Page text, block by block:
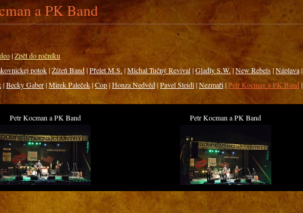
a PK Band
|Zpět do ročníku
potok|Žížeň Band|Přelet M.S. |Michal Tučný Revival|Gladly S.W. |New Rebels|Náplava|
|Becky Gaber|Mirek Paleček|Cop|Honza Nedvěd|Pavel Steidl|Nezmaři|Petr Kocman a PK Band |
Petr Kocman a PK Band Petr Kocman a PK Band